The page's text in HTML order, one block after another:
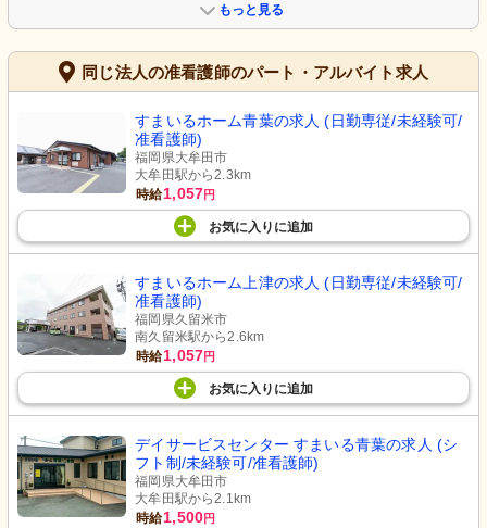
もっと見る
同じ法人の准看護師のパート・アルバイト求人
すまいるホーム青葉の求人 (日勤専従/未経験可/
准看護師)
福岡県大牟田市
大牟田駅から2.3km
時給1,057円
お気に入り に追加
すまいるホーム上津の求人 (日勤専従/未経験可/
准看護師)
福岡県久留米市
南久留米駅から2.6km
時給1,057円
お気に入り に追加
デイサービスセンター すまいる青葉の求人 (シ
フト制/未経験可/准看護師)
福岡県大牟田市
大牟田駅から2.1km
時給1,500円